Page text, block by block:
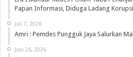
Papan Informasi, Diduga Ladang Korupsi
Juli 7, 2026
Amri : Pemdes Pungguk Jaya Salurkan
Juni 26, 2026